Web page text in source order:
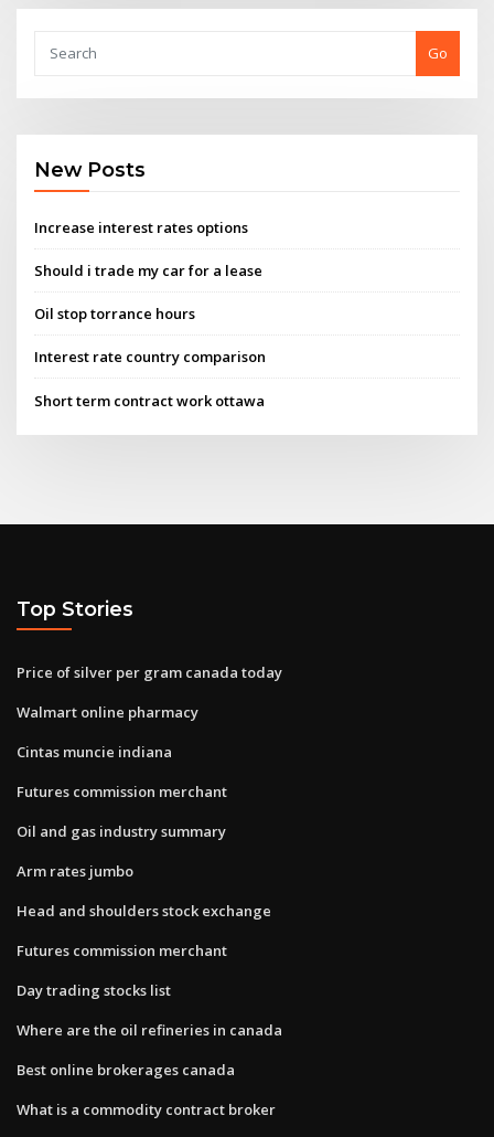
Go
New Posts
Increase interest rates options
Should i trade my car for a lease
Oil stop torrance hours
Interest rate country comparison
Short term contract work ottawa
Top Stories
Price of silver per gram canada today
Walmart online pharmacy
Cintas muncie indiana
Futures commission merchant
Oil and gas industry summary
Arm rates jumbo
Head and shoulders stock exchange
Futures commission merchant
Day trading stocks list
Where are the oil refineries in canada
Best online brokerages canada
What is a commodity contract broker